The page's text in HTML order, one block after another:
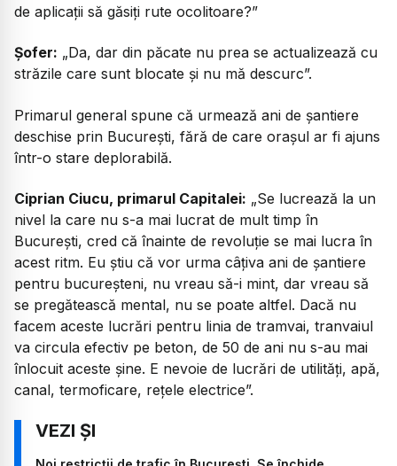
de aplicații să găsiți rute ocolitoare?”
Șofer: „Da, dar din păcate nu prea se actualizează cu
străzile care sunt blocate și nu mă descurc”.
Primarul general spune că urmează ani de șantiere
deschise prin București, fără de care orașul ar fi ajuns
într-o stare deplorabilă.
Ciprian Ciucu, primarul Capitalei: „Se lucrează la un
nivel la care nu s-a mai lucrat de mult timp în
București, cred că înainte de revoluție se mai lucra în
acest ritm. Eu știu că vor urma câțiva ani de șantiere
pentru bucureșteni, nu vreau să-i mint, dar vreau să
se pregătească mental, nu se poate altfel. Dacă nu
facem aceste lucrări pentru linia de tramvai, tranvaiul
va circula efectiv pe beton, de 50 de ani nu s-au mai
înlocuit aceste șine. E nevoie de lucrări de utilități, apă,
canal, termoficare, rețele electrice”.